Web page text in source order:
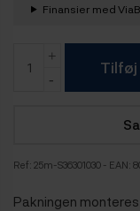
Finansier med
Tilføj
Ref: 25m-S36301030 - EAN:
Pakningen